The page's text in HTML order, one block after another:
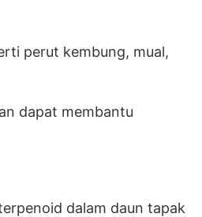
perut kembung, mual,
dapat membantu
dalam daun tapak